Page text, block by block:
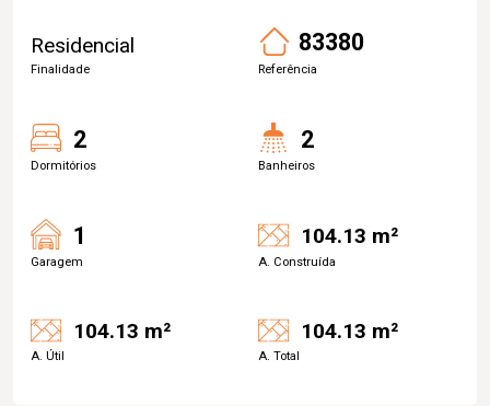
Residencial
Finalidade
83380
Referência
2
Dormitórios
2
Banheiros
1
Garagem
104.13 m²
A. Construída
104.13 m²
A. Útil
104.13 m²
A. Total